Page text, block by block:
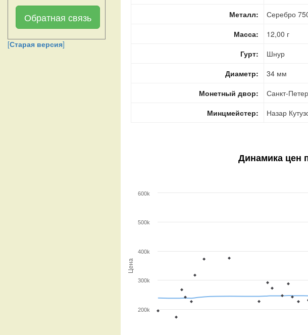
Обратная связь
[Старая версия]
Металл:
Серебро
Масса:
12,00 г
Гурт:
Шнур
Диаметр:
34 мм
Монетный двор:
Санкт-
Минцмейстер:
Назар
Динамика цен
Цена
200k
300k
400k
500k
600k